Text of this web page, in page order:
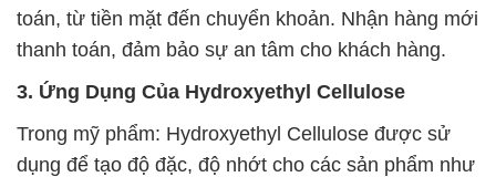
toán, từ tiền mặt đến chuyển khoản. Nhận hàng mới
thanh toán, đảm bảo sự an tâm cho khách hàng.
3. Ứng Dụng Của Hydroxyethyl Cellulose
Trong mỹ phẩm: Hydroxyethyl Cellulose được sử
dụng để tạo độ đặc, độ nhớt cho các sản phẩm như